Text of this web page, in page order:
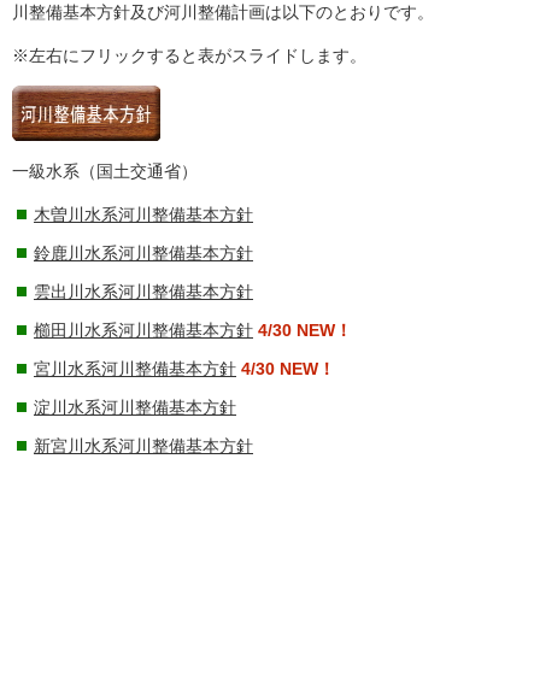
川整備基本方針及び河川整備計画は以下のとおりです。
※左右にフリックすると表がスライドします。
一級水系（国土交通省）
木曽川水系河川整備基本方針
鈴鹿川水系河川整備基本方針
雲出川水系河川整備基本方針
櫛田川水系河川整備基本方針 4/30 NEW！
宮川水系河川整備基本方針 4/30 NEW！
淀川水系河川整備基本方針
新宮川水系河川整備基本方針